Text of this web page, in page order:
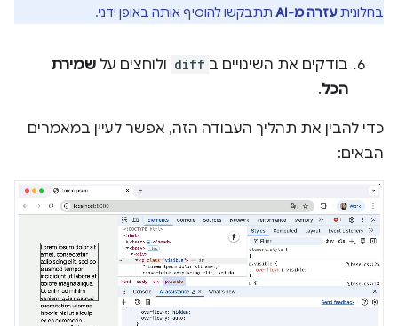
בחלוניתעזרה מ-AI תתבקשו להוסיף אותה באופן ידני.
בודקים את השינויים ב diff ולוחצים על שמירת
הכל.
כדי להבין את תהליך העבודה הזה, אפשר לעיין במאמרים
הבאים: